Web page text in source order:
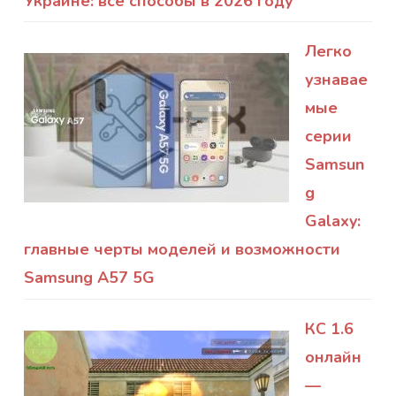
Легко
узнавае
мые
серии
Samsun
g
Galaxy:
главные черты моделей и возможности
Samsung A57 5G
КС 1.6
онлайн
—